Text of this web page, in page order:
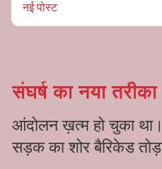
नई पोस्ट
संघर्ष का नया तरीका
आंदोलन ख़त्म हो चुका
सड़क का शोर बैरिकेड